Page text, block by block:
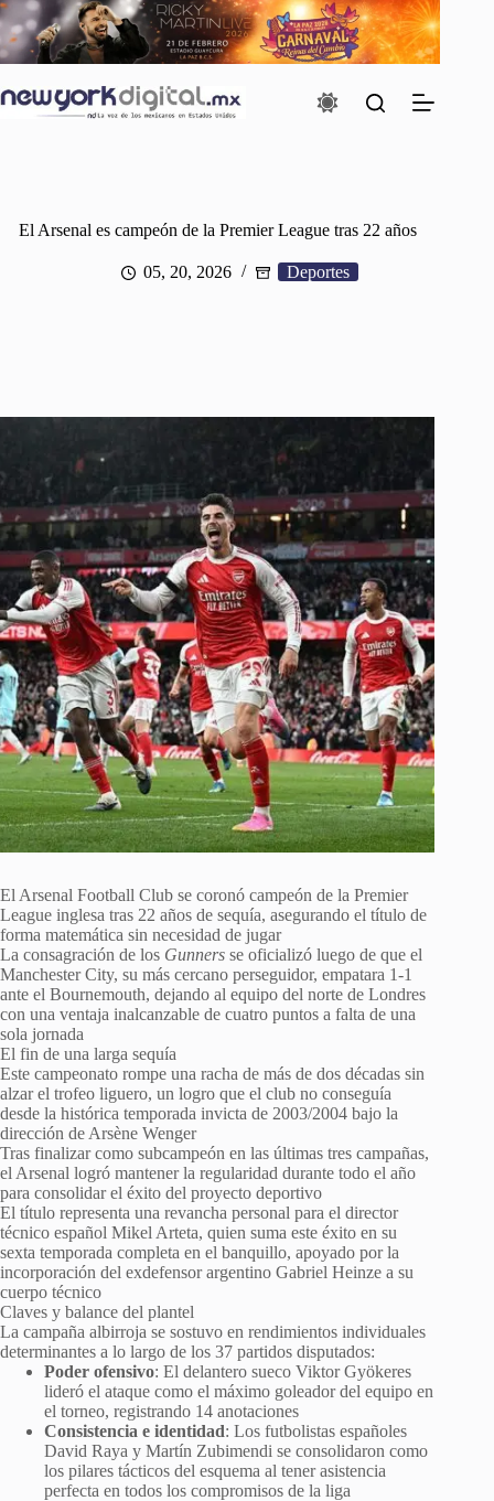
Saltar
al
contenido
El Arsenal es campeón de la Premier League tras 22 años
05, 20, 2026 Deportes
El Arsenal Football Club se coronó campeón de la Premier
League inglesa tras 22 años de sequía, asegurando el título de
forma matemática sin necesidad de jugar
La consagración de los Gunners se oficializó luego de que el
Manchester City, su más cercano perseguidor, empatara 1-1
ante el Bournemouth, dejando al equipo del norte de Londres
con una ventaja inalcanzable de cuatro puntos a falta de una
sola jornada
El fin de una larga sequía
Este campeonato rompe una racha de más de dos décadas sin
alzar el trofeo liguero, un logro que el club no conseguía
desde la histórica temporada invicta de 2003/2004 bajo la
dirección de Arsène Wenger
Tras finalizar como subcampeón en las últimas tres campañas,
el Arsenal logró mantener la regularidad durante todo el año
para consolidar el éxito del proyecto deportivo
El título representa una revancha personal para el director
técnico español Mikel Arteta, quien suma este éxito en su
sexta temporada completa en el banquillo, apoyado por la
incorporación del exdefensor argentino Gabriel Heinze a su
cuerpo técnico
Claves y balance del plantel
La campaña albirroja se sostuvo en rendimientos individuales
determinantes a lo largo de los 37 partidos disputados:
Poder ofensivo: El delantero sueco Viktor Gyökeres
lideró el ataque como el máximo goleador del equipo en
el torneo, registrando 14 anotaciones
Consistencia e identidad: Los futbolistas españoles
David Raya y Martín Zubimendi se consolidaron como
los pilares tácticos del esquema al tener asistencia
perfecta en todos los compromisos de la liga